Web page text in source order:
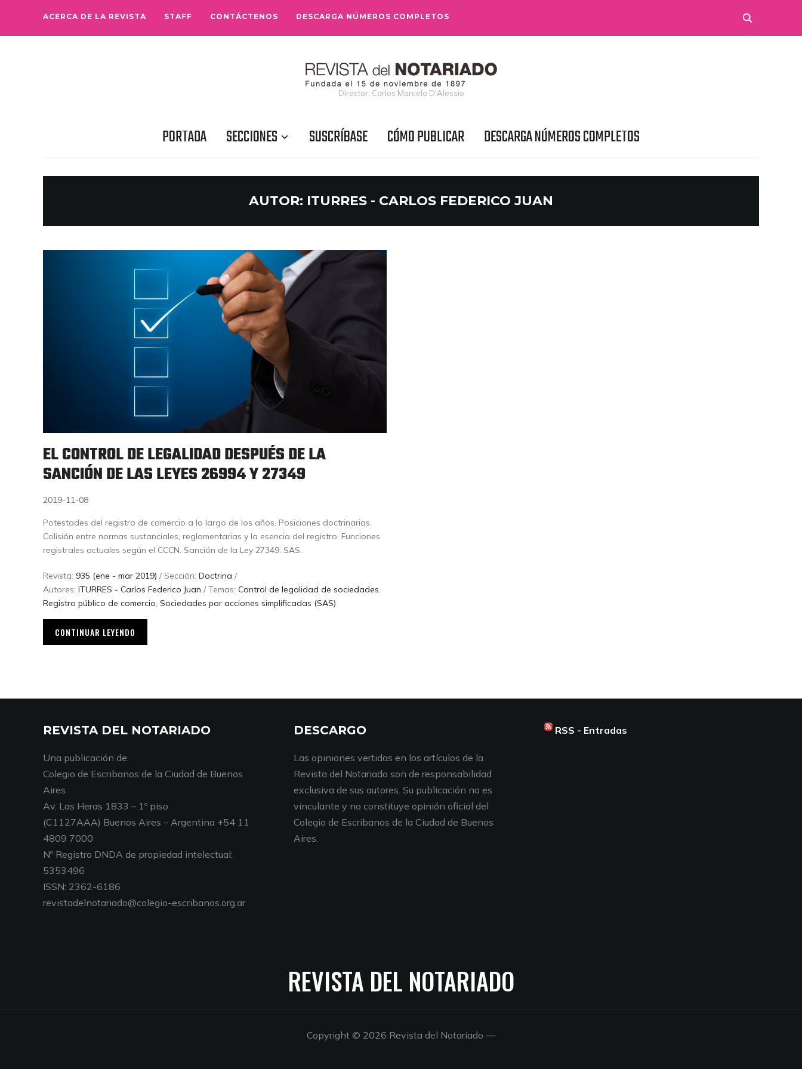
ACERCA DE LA REVISTA STAFF CONTÁCTENOS DESCARGA NÚMEROS COMPLETOS
Director: Carlos Marcelo D'Alessio
PORTADA SECCIONES SUSCRÍBASE CÓMO PUBLICAR DESCARGA NÚMEROS COMPLETOS
AUTOR: ITURRES - CARLOS FEDERICO JUAN
EL CONTROL DE LEGALIDAD DESPUÉS DE LA
SANCIÓN DE LAS LEYES 26994 Y 27349
2019-11-08
Potestades del registro de comercio a lo largo de los años. Posiciones doctrinarias.
Colisión entre normas sustanciales, reglamentarias y la esencia del registro. Funciones
registrales actuales según el CCCN. Sanción de la Ley 27349. SAS.
Revista: 935 (ene - mar 2019) / Sección: Doctrina /
Autores: ITURRES - Carlos Federico Juan / Temas: Control de legalidad de sociedades,
Registro público de comercio, Sociedades por acciones simplificadas (SAS)
CONTINUAR LEYENDO
REVISTA DEL NOTARIADO
Una publicación de:
Colegio de Escribanos de la Ciudad de Buenos
Aires
Av. Las Heras 1833 – 1º piso
(C1127AAA) Buenos Aires – Argentina +54 11
4809 7000
Nº Registro DNDA de propiedad intelectual:
5353496
ISSN: 2362-6186
revistadelnotariado@colegio-escribanos.org.ar
DESCARGO
Las opiniones vertidas en los artículos de la
Revista del Notariado son de responsabilidad
exclusiva de sus autores. Su publicación no es
vinculante y no constituye opinión oficial del
Colegio de Escribanos de la Ciudad de Buenos
Aires.
RSS - Entradas
REVISTA DEL NOTARIADO
Copyright © 2026 Revista del Notariado —